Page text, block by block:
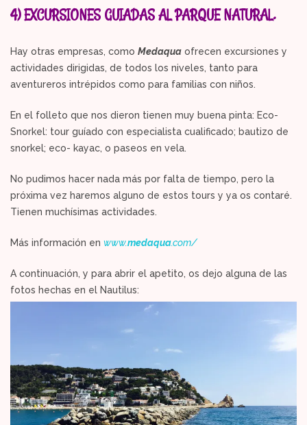
4) EXCURSIONES GUIADAS AL PARQUE NATURAL.
Hay otras empresas, como Medaqua ofrecen excursiones y
actividades dirigidas, de todos los niveles, tanto para
aventureros intrépidos como para familias con niños.
En el folleto que nos dieron tienen muy buena pinta: Eco-
Snorkel: tour guíado con especialista cualificado; bautizo de
snorkel; eco- kayac, o paseos en vela.
No pudimos hacer nada más por falta de tiempo, pero la
próxima vez haremos alguno de estos tours y ya os contaré.
Tienen muchísimas actividades.
Más información en www.medaqua.com/
A continuación, y para abrir el apetito, os dejo alguna de las
fotos hechas en el Nautilus: